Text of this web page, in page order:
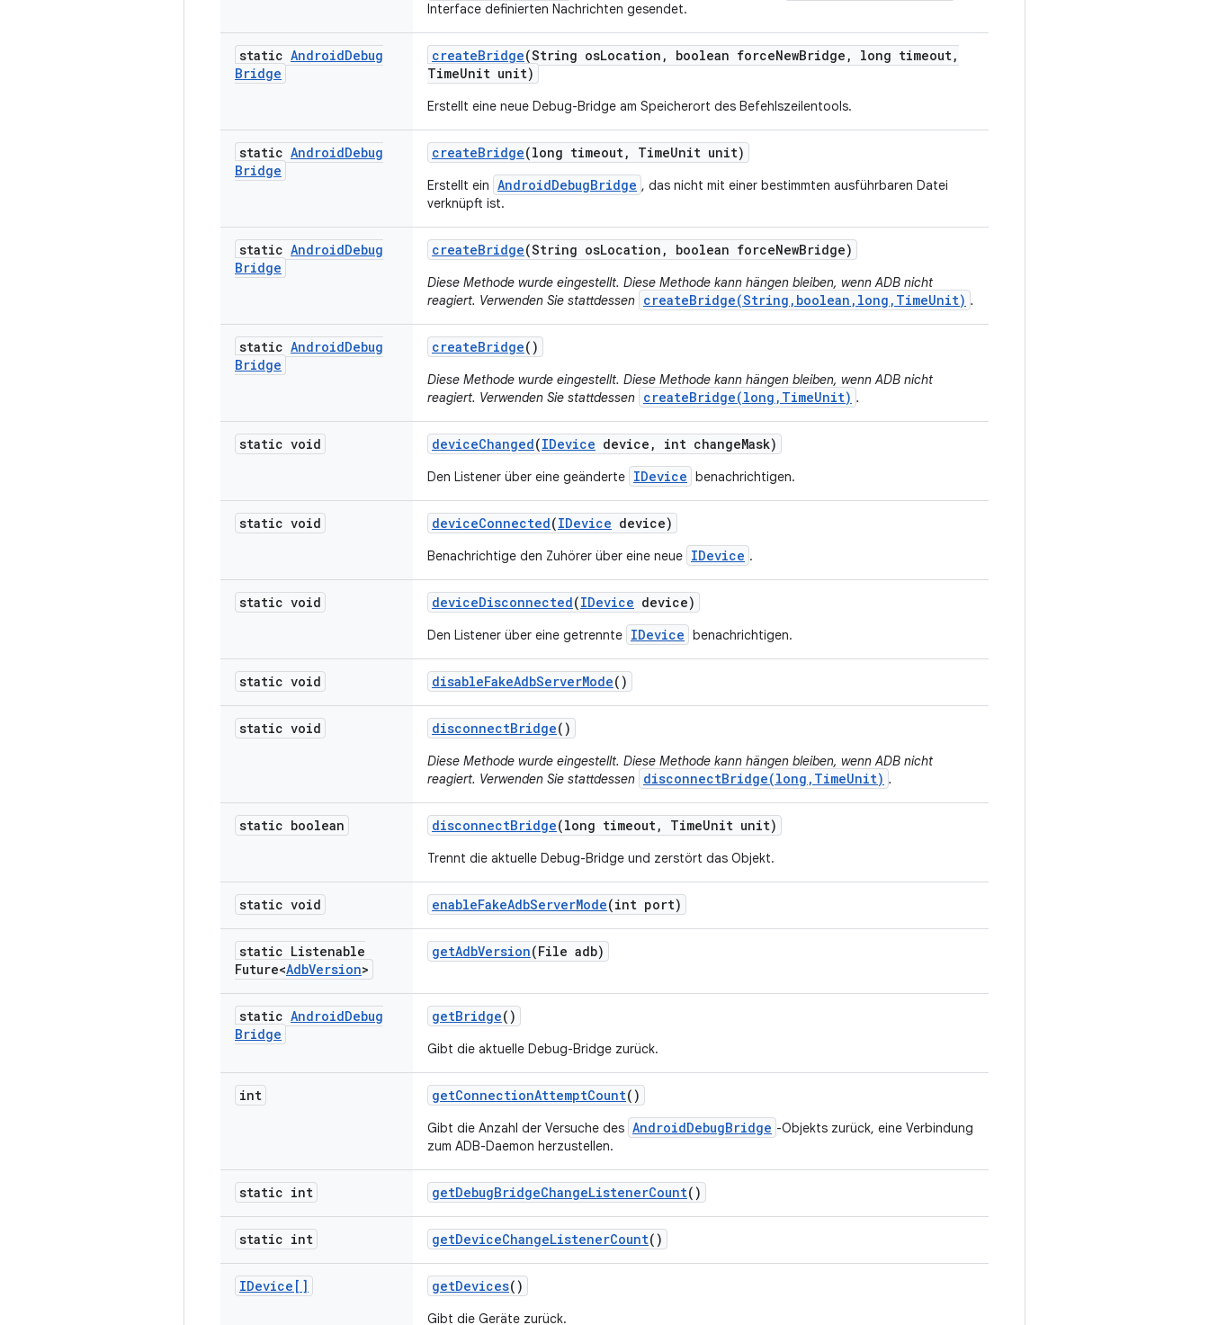
Interface definierten Nachrichten gesendet.
static AndroidDebug
Bridge
createBridge(String osLocation , boolean forceNewBridge , long timeout,
TimeUnit unit)
Erstellt eine neue Debug-Bridge am Speicherort des Befehlszeilentools.
static AndroidDebug
Bridge
createBridge(long timeout, TimeUnit unit)
Erstellt ein AndroidDebugBridge , das nicht mit einer bestimmten ausführbaren Datei
verknüpft ist.
static AndroidDebug
Bridge
createBridge(String osLocation , boolean forceNewBridge)
Diese Methode wurde eingestellt. Diese Methode kann hängen bleiben, wenn ADB nicht
reagiert. Verwenden Sie stattdessen createBridge(String,boolean,long,TimeUnit) .
static AndroidDebug
Bridge
createBridge()
Diese Methode wurde eingestellt. Diese Methode kann hängen bleiben, wenn ADB nicht
reagiert. Verwenden Sie stattdessen createBridge(long,TimeUnit) .
static void deviceChanged(IDevice device , int changeMask)
Den Listener über eine geänderte IDevice benachrichtigen.
static void deviceConnected(IDevice device)
Benachrichtige den Zuhörer über eine neue IDevice .
static void deviceDisconnected(IDevice device)
Den Listener über eine getrennte IDevice benachrichtigen.
static void disableFakeAdbServerMode()
static void disconnectBridge()
Diese Methode wurde eingestellt. Diese Methode kann hängen bleiben, wenn ADB nicht
reagiert. Verwenden Sie stattdessen disconnectBridge(long,TimeUnit) .
static boolean disconnectBridge(long timeout, TimeUnit unit)
Trennt die aktuelle Debug-Bridge und zerstört das Objekt.
static void enableFakeAdbServerMode(int port)
static Listenable
Future<AdbVersion>
getAdbVersion(File adb)
static AndroidDebug
Bridge
getBridge()
Gibt die aktuelle Debug-Bridge zurück.
int getConnectionAttemptCount()
Gibt die Anzahl der Versuche des AndroidDebugBridge -Objekts zurück, eine Verbindung
zum ADB-Daemon herzustellen.
static int getDebugBridgeChangeListenerCount()
static int getDeviceChangeListenerCount()
IDevice[] getDevices()
Gibt die Geräte zurück.